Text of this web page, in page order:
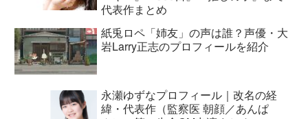
代表作まとめ
紙兎ロペ「姉友」の声は誰？声優・大
岩Larry正志のプロフィールを紹介
永瀬ゆずなプロフィール｜改名の経
緯・代表作（監察医 朝顔／あんぱ